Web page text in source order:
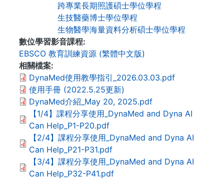
跨專業長期照護碩士學位學程
生技醫藥博士學位學程
生物醫學海量資料分析碩士學位學程
數位學習影音課程
EBSCO 教育訓練資源 (繁體中文版)
相關檔案
DynaMed使用教學指引_2026.03.03.pdf
使用手冊 (2022.5.25更新)
DynaMed介紹_May 20, 2025.pdf
【1/4】課程分享使用_DynaMed and Dyna AI
Can Help_P1-P20.pdf
【2/4】課程分享使用_DynaMed and Dyna AI
Can Help_P21-P31.pdf
【3/4】課程分享使用_DynaMed and Dyna AI
Can Help_P32-P41.pdf